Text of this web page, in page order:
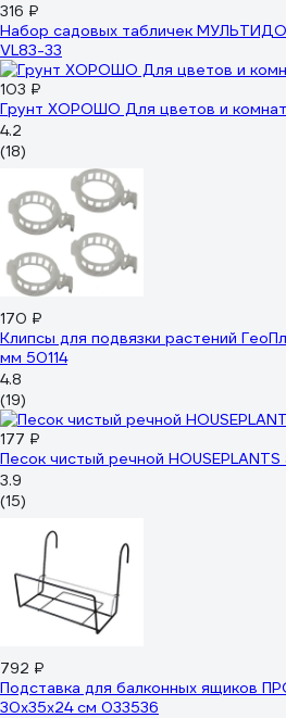
316 ₽
Набор садовых табличек
VL83-33
103 ₽
Грунт ХОРОШО Для цветов и
4.2
(18)
170 ₽
Клипсы для подвязки растений
мм 50114
4.8
(19)
177 ₽
Песок чистый речной HOUSEPLANTS
3.9
(15)
792 ₽
Подставка для балконных
30х35х24 см 033536